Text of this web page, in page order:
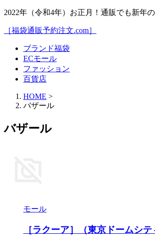
2022年（令和4年）お正月！通販でも新年
［福袋通販予約注文.com］
ブランド福袋
ECモール
ファッション
百貨店
HOME >
バザール
バザール
モール
［ラクーア］（東京ドームシ